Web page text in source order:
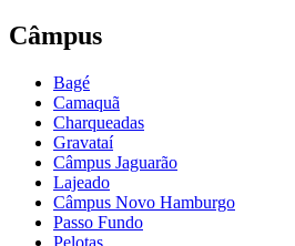
Câmpus
Bagé
Camaquã
Charqueadas
Gravataí
Câmpus Jaguarão
Lajeado
Câmpus Novo Hamburgo
Passo Fundo